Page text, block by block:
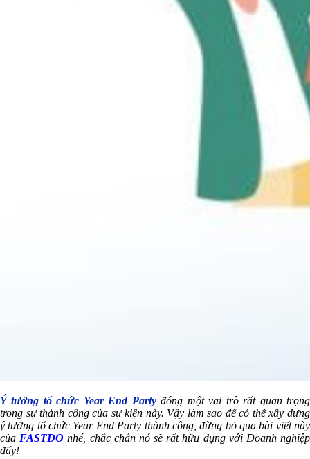
Ý tưởng tổ chức Year End Partyđóng một vai trò rất quan trọng
trong sự thành công của sự kiện này. Vậy làm sao để có thể xây dựng
ý tưởng tổ chức Year End Party thành công, đừng bỏ qua bài viết này
củaFASTDO nhé, chắc chắn nó sẽ rất hữu dụng với Doanh nghiệp
đấy!